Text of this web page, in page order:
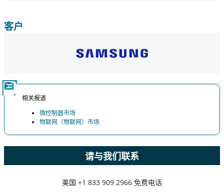
客户
相关报道
微控制器市场
物联网（物联网）市场
请与我们联系
美国 +1 833 909 2966 免费电话